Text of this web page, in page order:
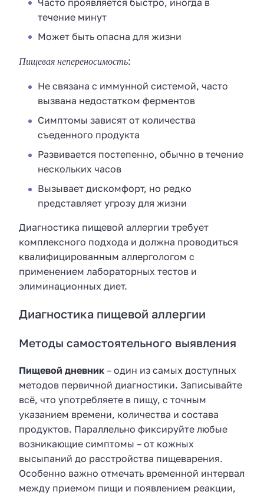
течение минут
Может быть опасна для жизни
Пищевая непереносимость:
Не связана с иммунной системой, часто
вызвана недостатком ферментов
Симптомы зависят от количества
съеденного продукта
Развивается постепенно, обычно в течение
нескольких часов
Вызывает дискомфорт, но редко
представляет угрозу для жизни
Диагностика пищевой аллергии требует
комплексного подхода и должна проводиться
квалифицированным аллергологом с
применением лабораторных тестов и
элиминационных диет.
Диагностика пищевой аллергии
Методы самостоятельного выявления
Пищевой дневник – один из самых доступных
методов первичной диагностики. Записывайте
всё, что употребляете в пищу, с точным
указанием времени, количества и состава
продуктов. Параллельно фиксируйте любые
возникающие симптомы – от кожных
высыпаний до расстройства пищеварения.
Особенно важно отмечать временной интервал
между приемом пищи и появлением реакции,